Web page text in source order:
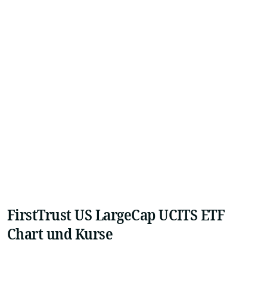
FirstTrust US LargeCap UCITS ETF
Chart und Kurse